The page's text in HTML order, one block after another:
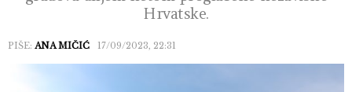
Hrvatske.
PIŠE: ANA MIČIĆ 17/09/2023, 22:31